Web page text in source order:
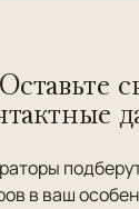
Оставьте
в ваш